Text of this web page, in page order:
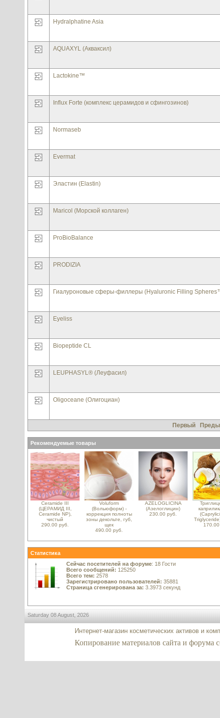
Hydralphatine Asia
AQUAXYL (Акваксил)
Lactokine™
Influx Forte (комплекс церамидов и сфингозинов)
Normaseb
Evermat
Эластин (Elastin)
Maricol (Морской коллаген)
ProBioBalance
PRODIZIA
Гиалуроновые сферы-филлеры (Hyaluronic Filling
Eyeliss
Biopeptide CL
LEUPHASYL® (Леуфасил)
Oligoceane (Олигоциан)
Первый
Рекомендуемые товары
Ceramide III
(ЦЕРАМИД III,
Ceramide NP),
чистый
290.00 руб.
Voluform
(Вольюформ) -
коррекция полноты
зоны декольте, губ,
щек
490.00 руб.
AZELOGLICINA
(Азелоглицин)
230.00 руб.
Статистика
Сейчас посетителей на форуме: 18 Гости
Всего сообщений: 125250
Всего тем: 2578
Зарегистрировано пользователей: 35881
Страница сгенерирована за: 3.3973 секунд
Saturday 08 August, 2026
Интернет-магазин косметических активов и
Копирование материалов сайта и форума